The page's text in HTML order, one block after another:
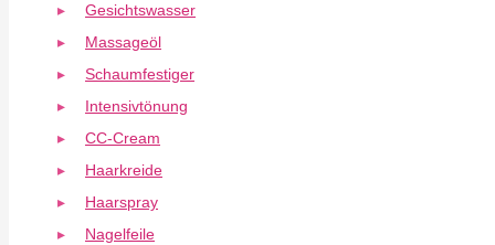
Gesichtswasser
Massageöl
Schaumfestiger
Intensivtönung
CC-Cream
Haarkreide
Haarspray
Nagelfeile